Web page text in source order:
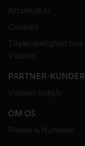
Aftalevilkår
Cookies
Tilgængelighed hos
Viaplay
PARTNER-KUNDER
Viaplay indgår
OM OS
Presse & Nyheder